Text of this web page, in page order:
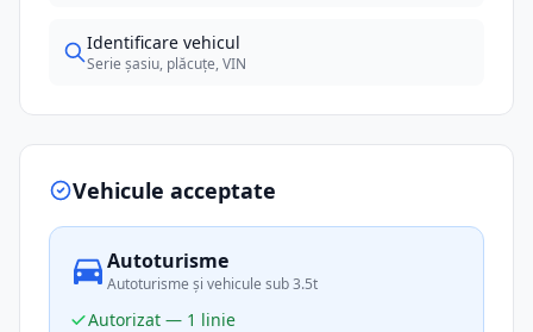
Identificare vehicul
Serie șasiu, plăcuțe, VIN
Vehicule acceptate
Autoturisme
Autoturisme și vehicule sub 3.5t
Autorizat — 1 linie